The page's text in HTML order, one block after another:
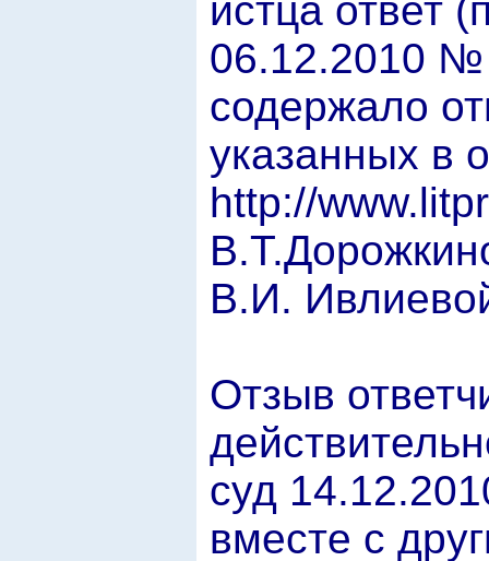
истца ответ
06.12.2010
содержало
указанных в
http://
В.И.
Отзыв
суд
вместе с